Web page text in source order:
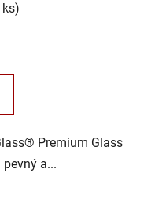
ks)
Premium Glass
a...